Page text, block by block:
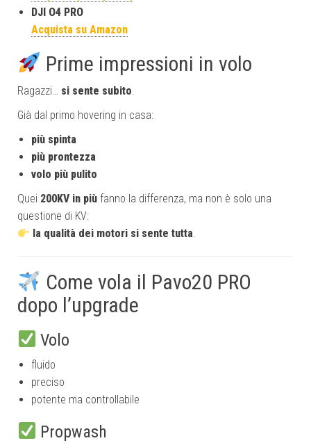
DJI O4 PRO
Acquista su Amazon
Prime impressioni in volo
Ragazzi… si sente subito.
Già dal primo hovering in casa:
più spinta
più prontezza
volo più pulito
Quei 200KV in più fanno la differenza, ma non è solo una
questione di KV:
la qualità dei motori si sente tutta.
Come vola il Pavo20 PRO
dopo l’upgrade
Volo
fluido
preciso
potente ma controllabile
Propwash